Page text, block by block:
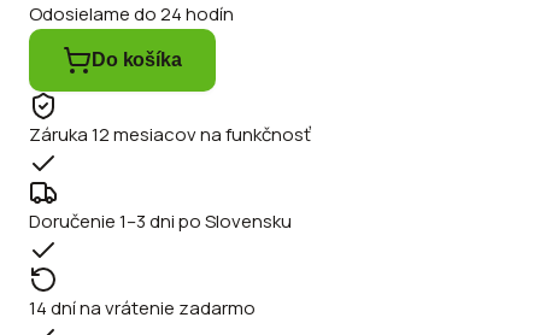
Odosielame do 24 hodín
Do košíka
Záruka 12 mesiacov na funkčnosť
Doručenie 1–3 dni po Slovensku
14 dní na vrátenie zadarmo